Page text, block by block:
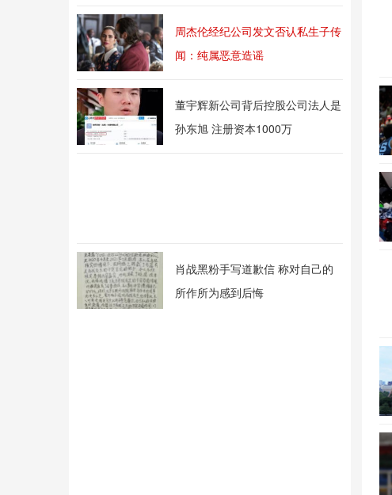
周杰伦经纪公司发文否认私生子传
闻：纯属恶意造谣
董宇辉新公司背后控股公司法人是
孙东旭 注册资本1000万
肖战黑粉手写道歉信 称对自己的
所作所为感到后悔